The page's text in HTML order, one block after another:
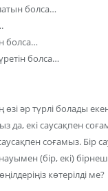
болса…
болса…
болса…
өзі әр түрлі болады
да, екі саусақпен
соғамыз. Бір
(бір, екі)
көтерілді ме?